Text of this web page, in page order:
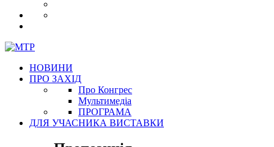
НОВИНИ
ПРО ЗАХІД
Про Конгрес
Mультимедіа
ПРОГРАМА
ДЛЯ УЧАСНИКА ВИСТАВКИ